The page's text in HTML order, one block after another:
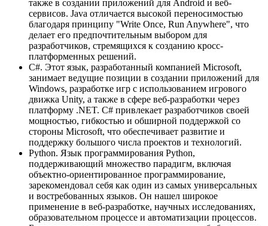
также в создании приложений для Android и веб-
сервисов. Java отличается высокой переносимостью
благодаря принципу "Write Once, Run Anywhere", что
делает его предпочтительным выбором для
разработчиков, стремящихся к созданию кросс-
платформенных решений.
C#. Этот язык, разработанный компанией Microsoft,
занимает ведущие позиции в создании приложений для
Windows, разработке игр с использованием игрового
движка Unity, а также в сфере веб-разработки через
платформу .NET. C# привлекает разработчиков своей
мощностью, гибкостью и обширной поддержкой со
стороны Microsoft, что обеспечивает развитие и
поддержку большого числа проектов и технологий.
Python. Язык программирования Python,
поддерживающий множество парадигм, включая
объектно-ориентированное программирование,
зарекомендовал себя как один из самых универсальных
и востребованных языков. Он нашел широкое
применение в веб-разработке, научных исследованиях,
образовательном процессе и автоматизации процессов.